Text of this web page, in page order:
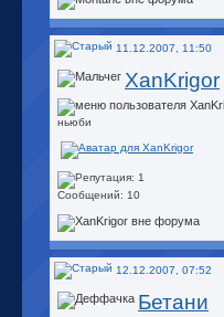
11.12.2007, 11:50
XanKrigor
ньюби
Сообщений: 10
12.12.2007, 07:52
Бетани